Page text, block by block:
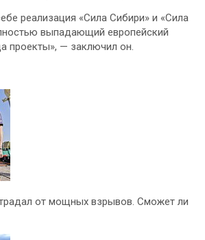
реализация «Сила Сибири» и «Сила
выпадающий европейский
проекты», — заключил он.
от мощных взрывов. Сможет ли